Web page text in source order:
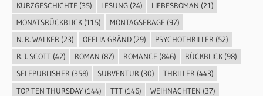
KURZGESCHICHTE (35) LESUNG(24) LIEBESROMAN (21)
MONATSRÜCKBLICK(115) MONTAGSFRAGE (97)
N. R. WALKER (23) OFELIA GRÄND(29) PSYCHOTHRILLER (52)
R. J. SCOTT(42) ROMAN (87) ROMANCE (846) RÜCKBLICK(98)
SELFPUBLISHER(358) SUBVENTUR(30) THRILLER(443)
TOP TEN THURSDAY(144) TTT(146) WEIHNACHTEN (37)